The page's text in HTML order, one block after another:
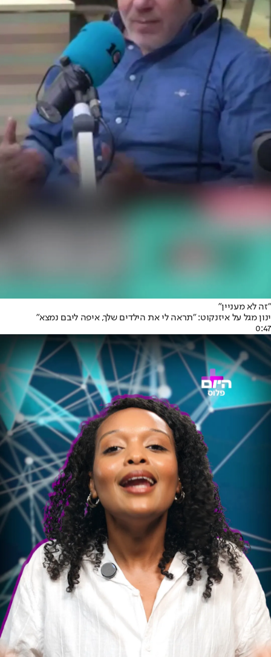
"זה לא מעניין"
ינון מגל על איזנקוט: "תראה לי את הילדים שלך, איפה ליבם נמצא"
0:47